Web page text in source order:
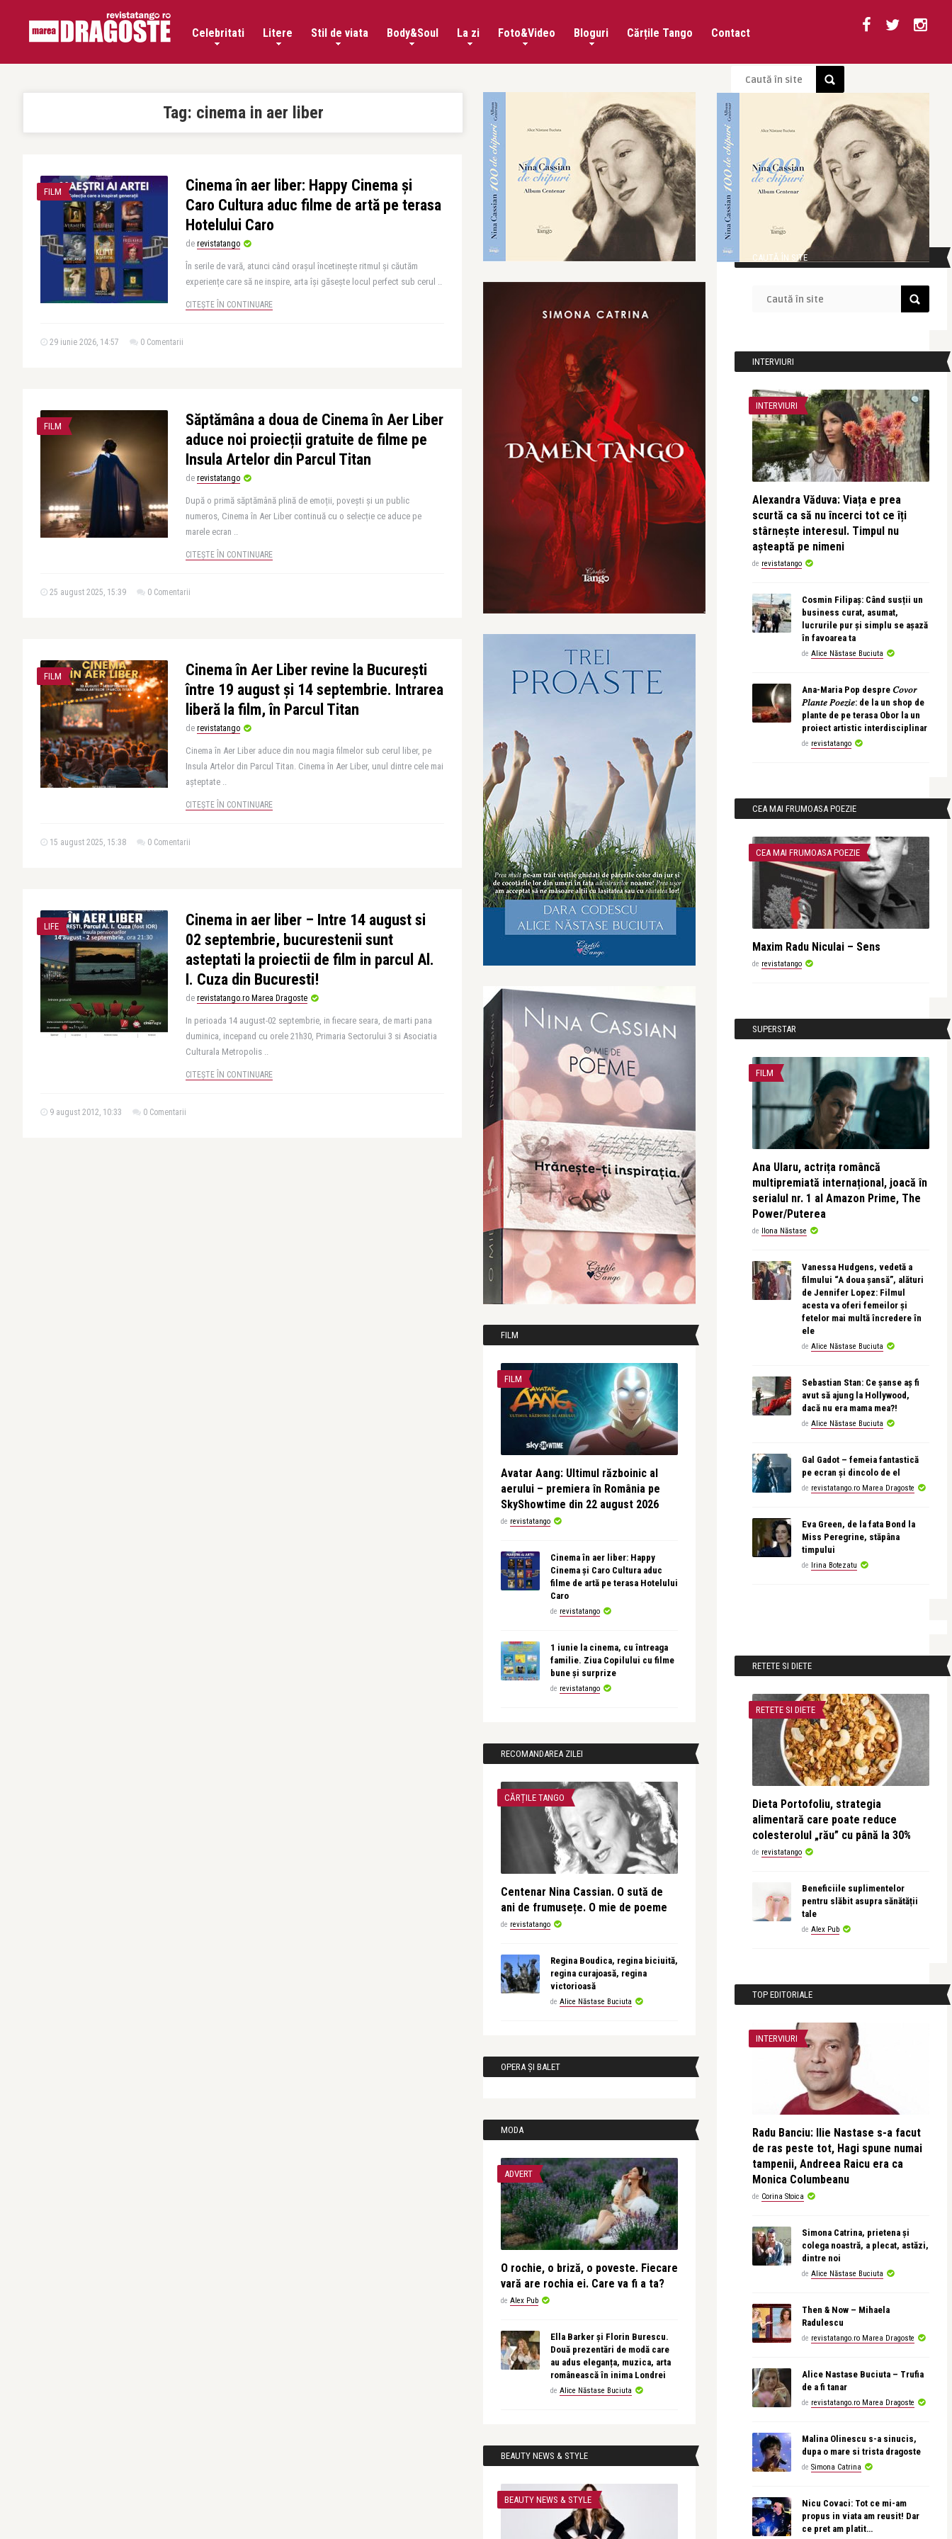
Celebritati Litere Stil de viata Body&Soul La zi Foto&Video Bloguri Cărțile Tango Contact
Tag: cinema in aer liber
FILM
Cinema în aer liber: Happy Cinema și
Caro Cultura aduc filme de artă pe terasa
Hotelului Caro
de revistatango
În serile de vară, atunci când orașul încetinește ritmul și căutăm
experiențe care să ne inspire, arta își găsește locul perfect sub cerul ..
CITEȘTE ÎN CONTINUARE
29 iunie 2026, 14:57 0 Comentarii
FILM
Săptămâna a doua de Cinema în Aer Liber
aduce noi proiecții gratuite de filme pe
Insula Artelor din Parcul Titan
de revistatango
După o primă săptămână plină de emoții, povești și un public
numeros, Cinema în Aer Liber continuă cu o selecție ce aduce pe
marele ecran ..
CITEȘTE ÎN CONTINUARE
25 august 2025, 15:39 0 Comentarii
FILM
Cinema în Aer Liber revine la București
între 19 august și 14 septembrie. Intrarea
liberă la film, în Parcul Titan
de revistatango
Cinema în Aer Liber aduce din nou magia filmelor sub cerul liber, pe
Insula Artelor din Parcul Titan. Cinema în Aer Liber, unul dintre cele mai
așteptate ..
CITEȘTE ÎN CONTINUARE
15 august 2025, 15:38 0 Comentarii
LIFE
Cinema in aer liber – Intre 14 august si
02 septembrie, bucurestenii sunt
asteptati la proiectii de film in parcul Al.
I. Cuza din Bucuresti!
de revistatango.ro Marea Dragoste
In perioada 14 august-02 septembrie, in fiecare seara, de marti pana
duminica, incepand cu orele 21h30, Primaria Sectorului 3 si Asociatia
Culturala Metropolis ..
CITEȘTE ÎN CONTINUARE
9 august 2012, 10:33 0 Comentarii
FILM
FILM
Avatar Aang: Ultimul războinic al
aerului – premiera în România pe
SkyShowtime din 22 august 2026
de revistatango
Cinema în aer liber: Happy
Cinema și Caro Cultura aduc
filme de artă pe terasa Hotelului
Caro
de revistatango
1 iunie la cinema, cu întreaga
familie. Ziua Copilului cu filme
bune și surprize
de revistatango
RECOMANDAREA ZILEI
CĂRȚILE TANGO
Centenar Nina Cassian. O sută de
ani de frumusețe. O mie de poeme
de revistatango
Regina Boudica, regina biciuită,
regina curajoasă, regina
victorioasă
de Alice Năstase Buciuta
OPERA ȘI BALET
MODA
ADVERT
O rochie, o briză, o poveste. Fiecare
vară are rochia ei. Care va fi a ta?
de Alex Pub
Ella Barker și Florin Burescu.
Două prezentări de modă care
au adus eleganța, muzica, arta
românească în inima Londrei
de Alice Năstase Buciuta
BEAUTY NEWS & STYLE
BEAUTY NEWS & STYLE
CAUTĂ ÎN SITE
INTERVIURI
INTERVIURI
Alexandra Văduva: Viața e prea
scurtă ca să nu încerci tot ce îți
stârnește interesul. Timpul nu
așteaptă pe nimeni
de revistatango
Cosmin Filipaș: Când susții un
business curat, asumat,
lucrurile pur și simplu se așază
în favoarea ta
de Alice Năstase Buciuta
Ana-Maria Pop despre 𝐶𝑜𝑣𝑜𝑟
𝑃𝑙𝑎𝑛𝑡𝑒 𝑃𝑜𝑒𝑧𝑖𝑒: de la un shop de
plante de pe terasa Obor la un
proiect artistic interdisciplinar
de revistatango
CEA MAI FRUMOASA POEZIE
CEA MAI FRUMOASA POEZIE
Maxim Radu Niculai – Sens
de revistatango
SUPERSTAR
FILM
Ana Ularu, actrița româncă
multipremiată internațional, joacă în
serialul nr. 1 al Amazon Prime, The
Power/Puterea
de Ilona Năstase
Vanessa Hudgens, vedetă a
filmului “A doua șansă”, alături
de Jennifer Lopez: Filmul
acesta va oferi femeilor și
fetelor mai multă încredere în
ele
de Alice Năstase Buciuta
Sebastian Stan: Ce șanse aș fi
avut să ajung la Hollywood,
dacă nu era mama mea?!
de Alice Năstase Buciuta
Gal Gadot – femeia fantastică
pe ecran și dincolo de el
de revistatango.ro Marea Dragoste
Eva Green, de la fata Bond la
Miss Peregrine, stăpâna
timpului
de Irina Botezatu
RETETE SI DIETE
RETETE SI DIETE
Dieta Portofoliu, strategia
alimentară care poate reduce
colesterolul „rău” cu până la 30%
de revistatango
Beneficiile suplimentelor
pentru slăbit asupra sănătății
tale
de Alex Pub
TOP EDITORIALE
INTERVIURI
Radu Banciu: Ilie Nastase s-a facut
de ras peste tot, Hagi spune numai
tampenii, Andreea Raicu era ca
Monica Columbeanu
de Corina Stoica
Simona Catrina, prietena și
colega noastră, a plecat, astăzi,
dintre noi
de Alice Năstase Buciuta
Then & Now – Mihaela
Radulescu
de revistatango.ro Marea Dragoste
Alice Nastase Buciuta – Trufia
de a fi tanar
de revistatango.ro Marea Dragoste
Malina Olinescu s-a sinucis,
dupa o mare si trista dragoste
de Simona Catrina
Nicu Covaci: Tot ce mi-am
propus in viata am reusit! Dar
ce pret am platit…